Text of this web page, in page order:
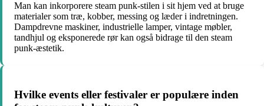
Man kan inkorporere steam punk-stilen i sit hjem ved at bruge
materialer som træ, kobber, messing og læder i indretningen.
Dampdrevne maskiner, industrielle lamper, vintage møbler,
tandhjul og eksponerede rør kan også bidrage til den steam
punk-æstetik.
Hvilke events eller festivaler er populære inden